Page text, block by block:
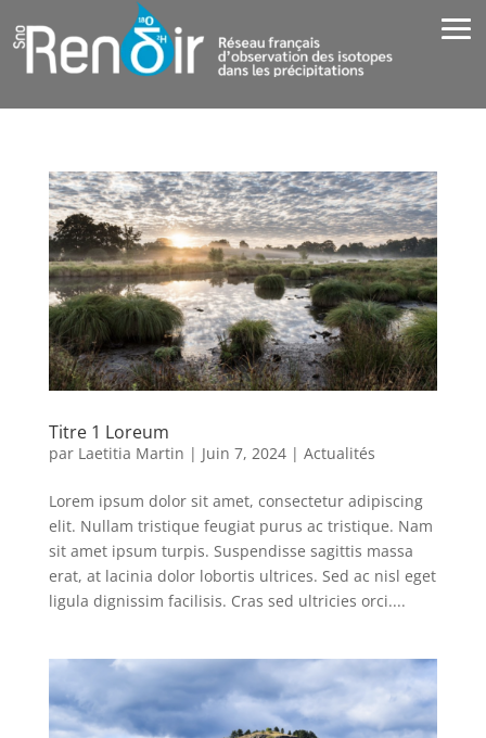
Titre 1 Loreum
par Laetitia Martin | Juin 7, 2024| Actualités
Lorem ipsum dolor sit amet, consectetur adipiscing
elit. Nullam tristique feugiat purus ac tristique. Nam
sit amet ipsum turpis. Suspendisse sagittis massa
erat, at lacinia dolor lobortis ultrices. Sed ac nisl eget
ligula dignissim facilisis. Cras sed ultricies orci....